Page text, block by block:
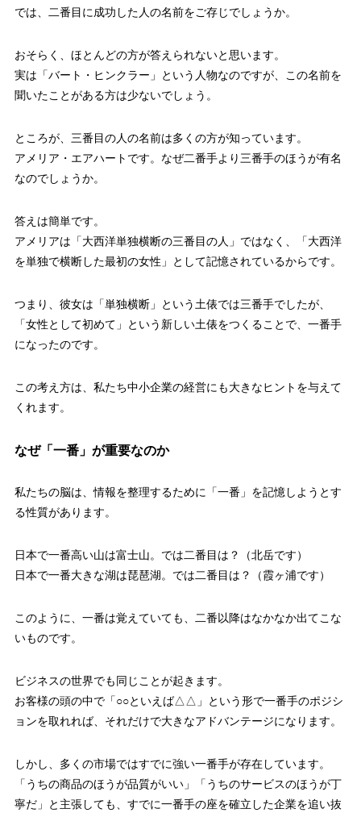
では、二番目に成功した人の名前をご存じでしょうか。
おそらく、ほとんどの方が答えられないと思います。
実は「バート・ヒンクラー」という人物なのですが、この名前を
聞いたことがある方は少ないでしょう。
ところが、三番目の人の名前は多くの方が知っています。
アメリア・エアハートです。なぜ二番手より三番手のほうが有名
なのでしょうか。
答えは簡単です。
アメリアは「大西洋単独横断の三番目の人」ではなく、「大西洋
を単独で横断した最初の女性」として記憶されているからです。
つまり、彼女は「単独横断」という土俵では三番手でしたが、
「女性として初めて」という新しい土俵をつくることで、一番手
になったのです。
この考え方は、私たち中小企業の経営にも大きなヒントを与えて
くれます。
なぜ「一番」が重要なのか
私たちの脳は、情報を整理するために「一番」を記憶しようとす
る性質があります。
日本で一番高い山は富士山。では二番目は？（北岳です）
日本で一番大きな湖は琵琶湖。では二番目は？（霞ヶ浦です）
このように、一番は覚えていても、二番以降はなかなか出てこな
いものです。
ビジネスの世界でも同じことが起きます。
お客様の頭の中で「○○といえば△△」という形で一番手のポジシ
ョンを取れれば、それだけで大きなアドバンテージになります。
しかし、多くの市場ではすでに強い一番手が存在しています。
「うちの商品のほうが品質がいい」「うちのサービスのほうが丁
寧だ」と主張しても、すでに一番手の座を確立した企業を追い抜